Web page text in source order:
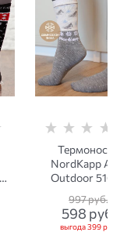
NordKapp
Outdoor
997 руб.
598
выгода399